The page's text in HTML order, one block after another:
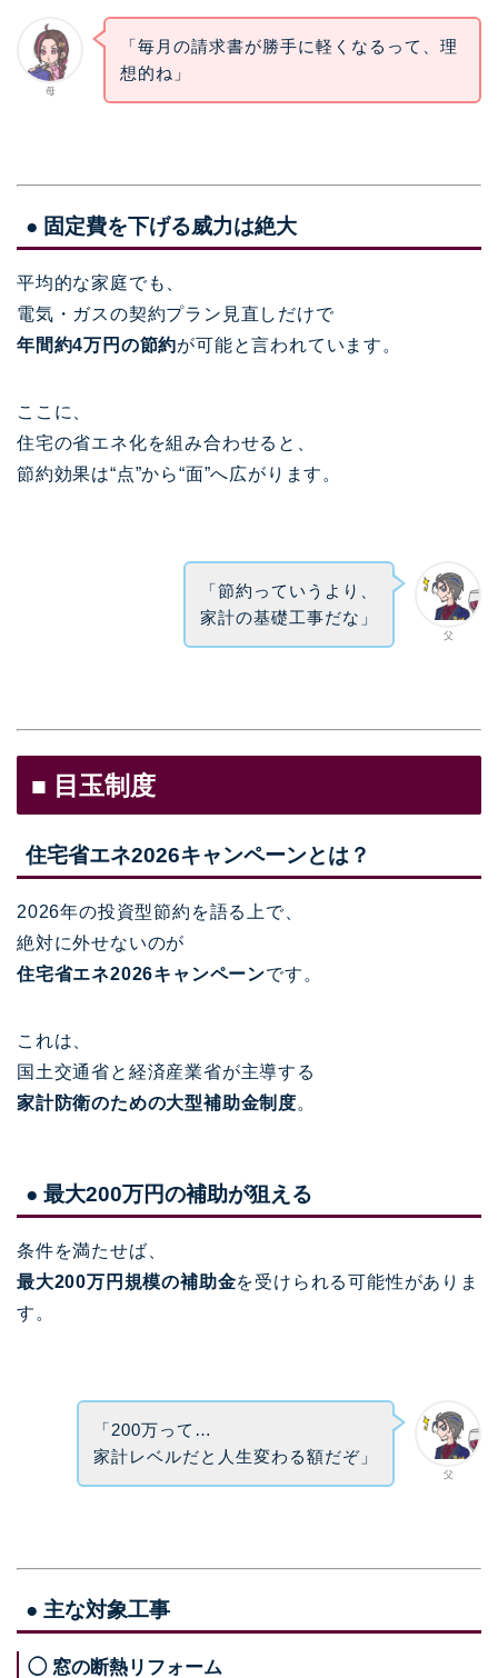
母
「毎月の請求書が勝手に軽くなるって、理
想的ね」
● 固定費を下げる威力は絶大
平均的な家庭でも、
電気・ガスの契約プラン見直しだけで
年間約4万円の節約が可能と言われています。
ここに、
住宅の省エネ化を組み合わせると、
節約効果は“点”から“面”へ広がります。
父
「節約っていうより、
家計の基礎工事だな」
■ 目玉制度
住宅省エネ2026キャンペーンとは？
2026年の投資型節約を語る上で、
絶対に外せないのが
住宅省エネ2026キャンペーンです。
これは、
国土交通省と経済産業省が主導する
家計防衛のための大型補助金制度。
● 最大200万円の補助が狙える
条件を満たせば、
最大200万円規模の補助金を受けられる可能性がありま
す。
父
「200万って…
家計レベルだと人生変わる額だぞ」
● 主な対象工事
◯ 窓の断熱リフォーム